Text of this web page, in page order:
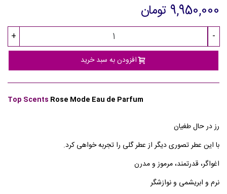
9,950,000 تومان
-
+
افزودن به سبد خرید
Top Scents Rose Mode Eau de Parfum
رز در حال طغیان
با این عطر تصوری دیگر از عطر گلی را تجربه خواهی کرد.
اغواگر، قدرتمند، مرموز و مدرن
نرم و ابریشمی و نوازشگر